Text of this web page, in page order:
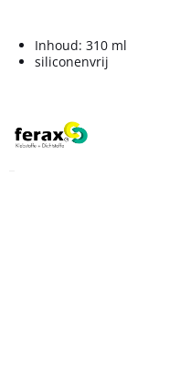
Inhoud: 310 ml
siliconenvrij